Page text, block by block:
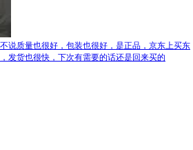
说质量也很好，包装也很好，是正品，京东上买东
发货也很快，下次有需要的话还是回来买的